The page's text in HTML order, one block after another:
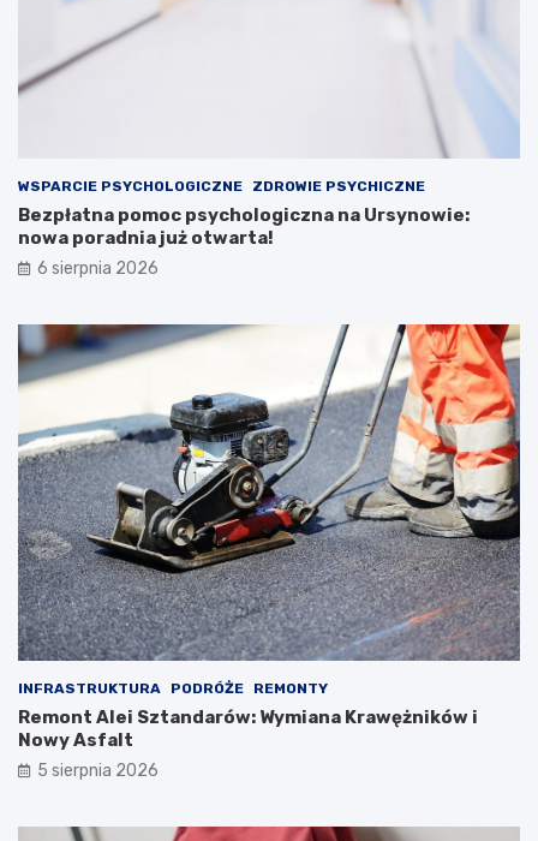
WSPARCIE PSYCHOLOGICZNE ZDROWIE PSYCHICZNE
Bezpłatna pomoc psychologiczna na Ursynowie:
nowa poradnia już otwarta!
6 sierpnia 2026
INFRASTRUKTURA PODRÓŻE REMONTY
Remont Alei Sztandarów: Wymiana Krawężników i
Nowy Asfalt
5 sierpnia 2026